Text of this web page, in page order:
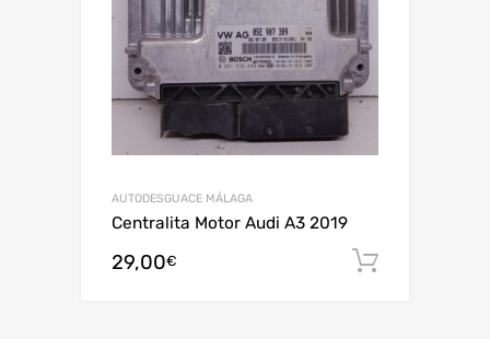
AUTODESGUACE MÁLAGA
Centralita Motor Audi A3 2019
29,00€